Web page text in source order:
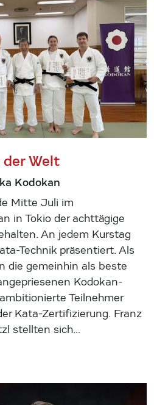
der Welt
Kodokan
Mitte Juli im
in Tokio der achttägige
An jedem Kurstag
Technik präsentiert. Als
die gemeinhin als beste
Kodokan-
Teilnehmer
Kata-Zertifizierung. Franz
stellten sich…